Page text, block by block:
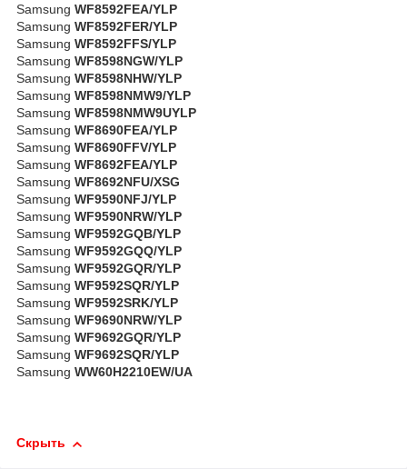
Samsung WF8592FEA/YLP
Samsung WF8592FER/YLP
Samsung WF8592FFS/YLP
Samsung WF8598NGW/YLP
Samsung WF8598NHW/YLP
Samsung WF8598NMW9/YLP
Samsung WF8598NMW9UYLP
Samsung WF8690FEA/YLP
Samsung WF8690FFV/YLP
Samsung WF8692FEA/YLP
Samsung WF8692NFU/XSG
Samsung WF9590NFJ/YLP
Samsung WF9590NRW/YLP
Samsung WF9592GQB/YLP
Samsung WF9592GQQ/YLP
Samsung WF9592GQR/YLP
Samsung WF9592SQR/YLP
Samsung WF9592SRK/YLP
Samsung WF9690NRW/YLP
Samsung WF9692GQR/YLP
Samsung WF9692SQR/YLP
Samsung WW60H2210EW/UA
Скрыть